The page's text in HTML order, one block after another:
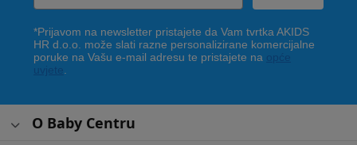
*Prijavom na newsletter pristajete da Vam tvrtka AKIDS
HR d.o.o. može slati razne personalizirane komercijalne
poruke na Vašu e-mail adresu te pristajete na
O Baby Centru